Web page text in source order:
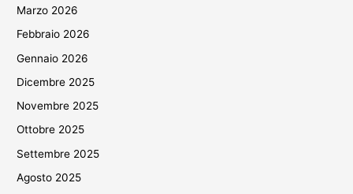
Marzo 2026
Febbraio 2026
Gennaio 2026
Dicembre 2025
Novembre 2025
Ottobre 2025
Settembre 2025
Agosto 2025